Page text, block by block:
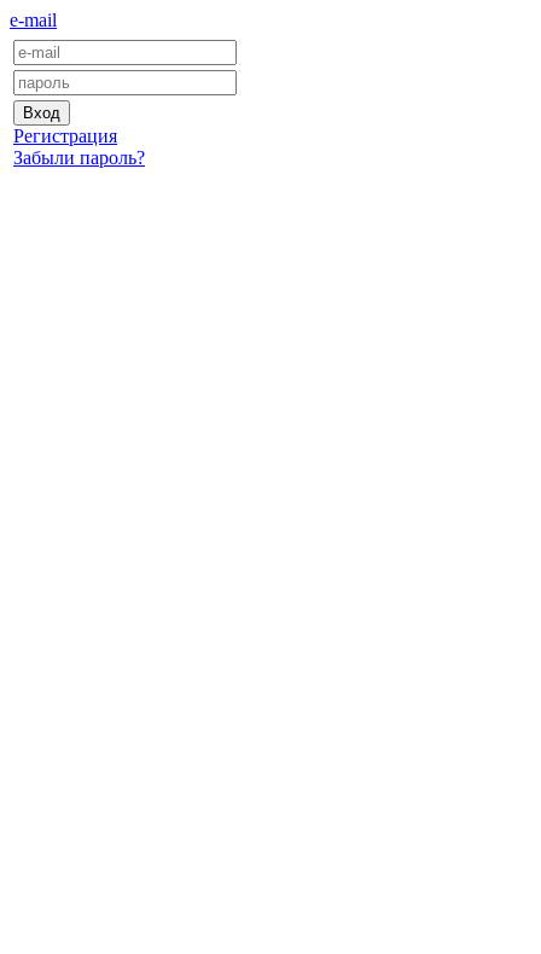
e-mail
Регистрация
Забыли пароль?